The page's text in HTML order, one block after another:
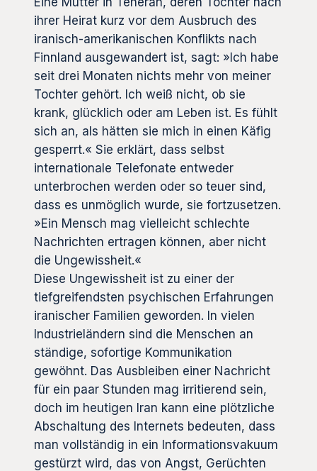
ihrer Heirat kurz vor dem Ausbruch des
iranisch-amerikanischen Konflikts nach
Finnland ausgewandert ist, sagt: »Ich habe
seit drei Monaten nichts mehr von meiner
Tochter gehört. Ich weiß nicht, ob sie
krank, glücklich oder am Leben ist. Es fühlt
sich an, als hätten sie mich in einen Käfig
gesperrt.« Sie erklärt, dass selbst
internationale Telefonate entweder
unterbrochen werden oder so teuer sind,
dass es unmöglich wurde, sie fortzusetzen.
»Ein Mensch mag vielleicht schlechte
Nachrichten ertragen können, aber nicht
die Ungewissheit.«
Diese Ungewissheit ist zu einer der
tiefgreifendsten psychischen Erfahrungen
iranischer Familien geworden. In vielen
Industrieländern sind die Menschen an
ständige, sofortige Kommunikation
gewöhnt. Das Ausbleiben einer Nachricht
für ein paar Stunden mag irritierend sein,
doch im heutigen Iran kann eine plötzliche
Abschaltung des Internets bedeuten, dass
man vollständig in ein Informationsvakuum
gestürzt wird, das von Angst, Gerüchten